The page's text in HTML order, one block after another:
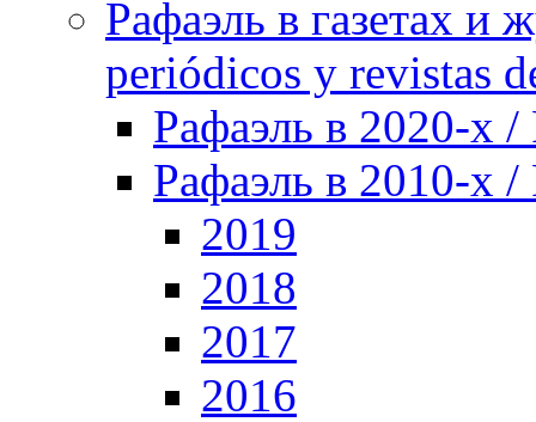
Рафаэль в газетах и
periódicos y revistas
Рафаэль в 2020-х /
Рафаэль в 2010-х /
2019
2018
2017
2016